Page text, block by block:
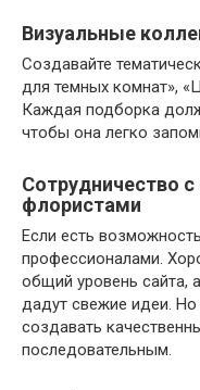
Визуальные
Создавайте
для темных комнат»,
Каждая подборка
чтобы она легко
Сотрудничество
флористами
Если есть
профессионалами.
общий уровень сайта,
дадут свежие идеи.
создавать
последовательным.